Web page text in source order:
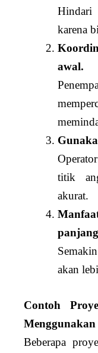
karena
awal.
titik
akurat.
akan
Contoh
Menggunakan
Beberapa